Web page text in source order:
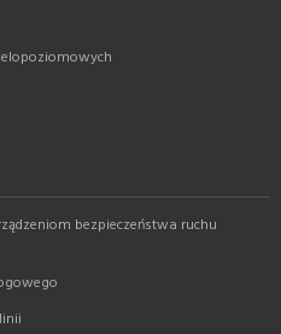
bezpieczeństwa ruchu